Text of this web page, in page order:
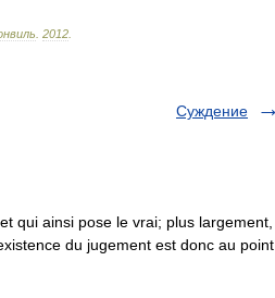
2012
Суждение
qui ainsi pose le vrai; plus largement,
du jugement est donc au point